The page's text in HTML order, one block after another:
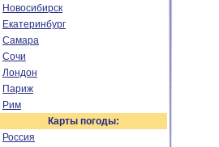
Новосибирск
Екатеринбург
Самара
Сочи
Лондон
Париж
Рим
Карты погоды:
Россия